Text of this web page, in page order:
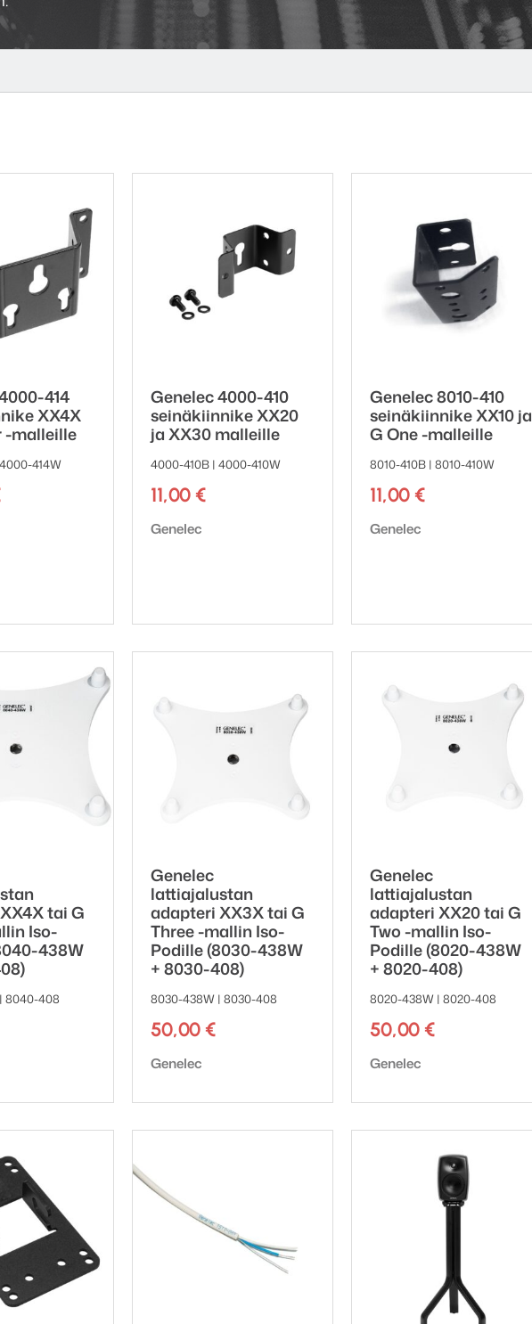
414
XX4X
-malleille
414W
Genelec 4000-410
seinäkiinnike XX20
ja XX30 malleille
4000-410B | 4000-410W
11,00 €
Tuotemerkki:
Genelec
Genelec 8010-410
seinäkiinnike XX10 ja
G One -malleille
8010-410B | 8010-410W
11,00 €
Tuotemerkki:
Genelec
tai G
Iso-
438W
8040-408
Genelec
lattiajalustan
adapteri XX3X tai G
Three -mallin Iso-
Podille (8030-438W
+ 8030-408)
8030-438W | 8030-408
50,00 €
Tuotemerkki:
Genelec
Genelec
lattiajalustan
adapteri XX20 tai G
Two -mallin Iso-
Podille (8020-438W
+ 8020-408)
8020-438W | 8020-408
50,00 €
Tuotemerkki:
Genelec